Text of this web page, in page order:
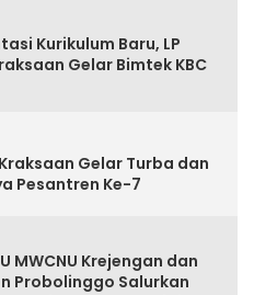
Kurikulum Baru, LP
Gelar Bimtek KBC
Gelar Turba dan
Pesantren Ke-7
MWCNU Krejengan dan
Probolinggo Salurkan